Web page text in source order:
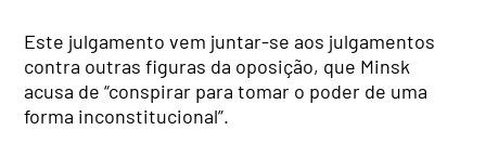
Este julgamento vem juntar-se aos julgamentos
contra outras figuras da oposição, que Minsk
acusa de “conspirar para tomar o poder de uma
forma inconstitucional”.